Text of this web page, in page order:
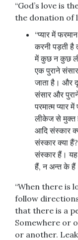
“God’s love is
the donation of
“प्यार में
करनी पड़ती है
में कुछ न कुछ
एक पुराने
जाता है। और
संसार और
परमात्म प्यार
लीकेज से मुक्त
आदि संस्कार
संस्कार क्या
संस्कार हैं। यह
हैं, न अन्त के
“When there is
follow
that there is a
Somewhere or
or another.